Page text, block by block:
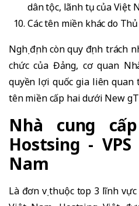
dân tộc, lãnh tụ của Việt
Các tên miền khác do
Nghị định còn quy định trách
chức của Đảng, cơ quan
quyền lợi quốc gia liên quan
tên miền cấp hai dưới New
Nhà cung
Hostsing -
Nam
Là đơn vị thuộc top 3 lĩnh